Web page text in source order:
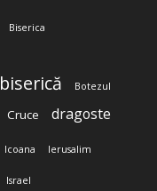
Biserica
biserică Botezul
Cruce dragoste
Icoana Ierusalim
Israel